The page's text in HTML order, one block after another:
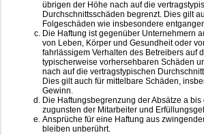
übrigen der Höhe nach auf die
Durchschnittsschäden begrenzt. Dies gilt
Folgeschäden wie insbesondere
Die Haftung ist gegenüber Unternehmern
von Leben, Körper und Gesundheit oder
fahrlässigem Verhalten des Betreibers auf
typischerweise vorhersehbaren Schäden
nach auf die vertragstypischen
Dies gilt auch für mittelbare Schäden,
Gewinn.
Die Haftungsbegrenzung der Absätze a
zugunsten der Mitarbeiter und
Ansprüche für eine Haftung aus
bleiben unberührt.